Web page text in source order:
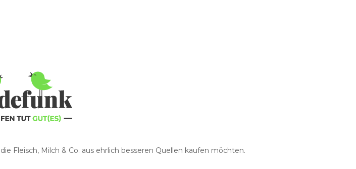
Fleisch, Milch & Co. aus ehrlich besseren Quellen kaufen möchten.